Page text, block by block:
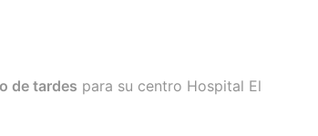
de tardes para su centro Hospital El